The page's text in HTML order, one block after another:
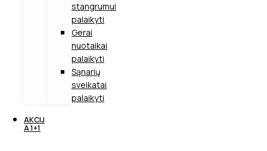
stangrumui
palaikyti
Gerai
nuotaikai
palaikyti
Sąnarių
sveikatai
palaikyti
AKCIJ
A 1+1